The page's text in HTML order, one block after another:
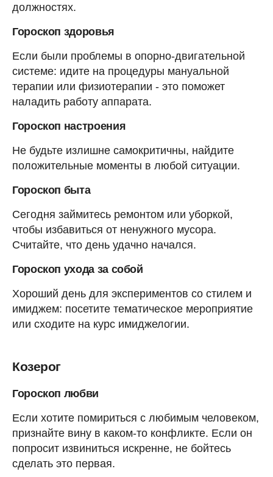
должностях.
Гороскоп здоровья
Если были проблемы в опорно-двигательной
системе: идите на процедуры мануальной
терапии или физиотерапии - это поможет
наладить работу аппарата.
Гороскоп настроения
Не будьте излишне самокритичны, найдите
положительные моменты в любой ситуации.
Гороскоп быта
Сегодня займитесь ремонтом или уборкой,
чтобы избавиться от ненужного мусора.
Считайте, что день удачно начался.
Гороскоп ухода за собой
Хороший день для экспериментов со стилем и
имиджем: посетите тематическое мероприятие
или сходите на курс имиджелогии.
Козерог
Гороскоп любви
Если хотите помириться с любимым человеком,
признайте вину в каком-то конфликте. Если он
попросит извиниться искренне, не бойтесь
сделать это первая.